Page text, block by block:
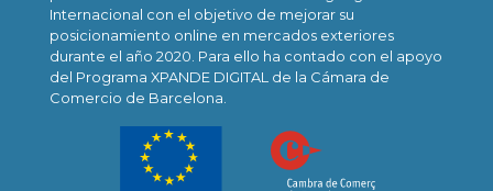
Internacional con el objetivo de mejorar su
posicionamiento online en mercados exteriores
durante el año 2020. Para ello ha contado con el apoyo
del Programa XPANDE DIGITAL de la Cámara de
Comercio de Barcelona.